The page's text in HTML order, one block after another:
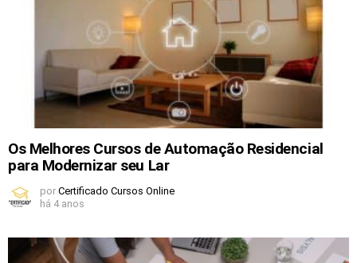
Os Melhores Cursos de Automação Residencial
para Modernizar seu Lar
por Certificado Cursos Online
há 4 anos